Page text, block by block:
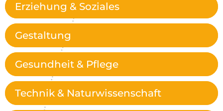
Erziehung & Soziales
Gestaltung
Gesundheit & Pflege
Technik & Naturwissenschaft